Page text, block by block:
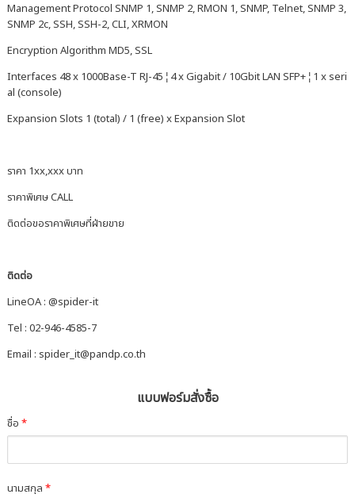
Management Protocol SNMP 1, SNMP 2, RMON 1, SNMP, Telnet, SNMP 3,
SNMP 2c, SSH, SSH-2, CLI, XRMON
Encryption Algorithm MD5, SSL
Interfaces 48 x 1000Base-T RJ-45 ¦ 4 x Gigabit / 10Gbit LAN SFP+ ¦ 1 x seri
al (console)
Expansion Slots 1 (total) / 1 (free) x Expansion Slot
ราคา 1xx,xxx บาท
ราคาพิเศษ CALL
ติดต่อขอราคาพิเศษที่ฝ่ายขาย
ติดต่อ
LineOA : @spider-it
Tel : 02-946-4585-7
Email : spider_it@pandp.co.th
แบบฟอร์มสั่งซื้อ
ชื่อ*
นามสกุล*